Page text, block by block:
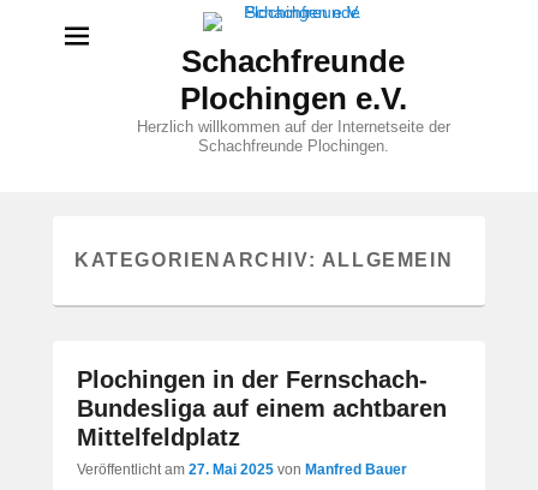
Schachfreunde
Plochingen e.V.
Herzlich willkommen auf der Internetseite der
Schachfreunde Plochingen.
KATEGORIENARCHIV: ALLGEMEIN
Plochingen in der Fernschach-
Bundesliga auf einem achtbaren
Mittelfeldplatz
Veröffentlicht am 27. Mai 2025 von Manfred Bauer